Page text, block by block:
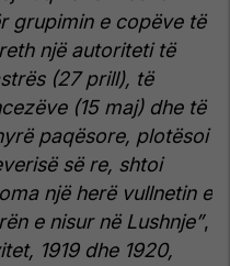
grupimin e copëve të
një autoriteti të
(27 prill), të
(15 maj) dhe të
paqësore, plotësoi
së re, shtoi
një herë vullnetin e
e nisur në Lushnje”,
1919 dhe 1920,